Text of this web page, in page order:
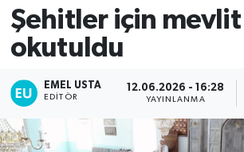
Şehitler için mevlit
okutuldu
EMEL USTA
EDITÖR
12.06.2026 - 16:28
YAYINLANMA